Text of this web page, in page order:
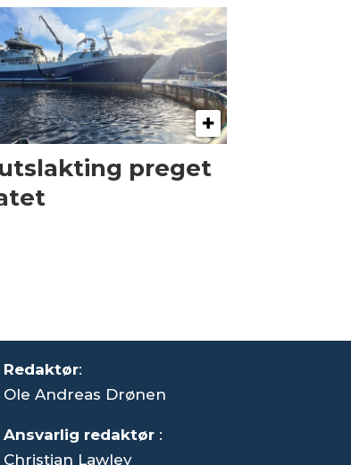
preget
Redaktør:
Ole Andreas Drønen
Ansvarlig redaktør :
Christian Lawley